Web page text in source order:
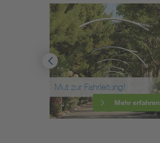
Mut zur Fahrleitung!
Mehr erfahren